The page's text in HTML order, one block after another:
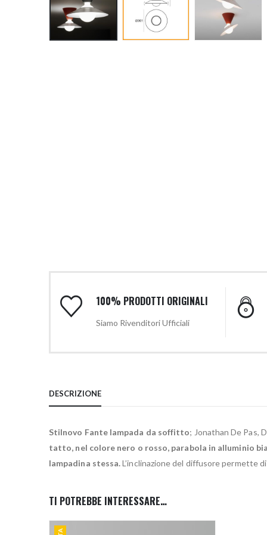
100% PRODOTTI ORIGINALI
Siamo Rivenditori Ufficiali
DESCRIZIONE
Stilnovo Fante lampada da soffitto; Jonathan De Pas,
tatto, nel colore nero o rosso, parabola in alluminio
lampadina stessa.L’inclinazione del diffusore permette
TI POTREBBE INTERESSARE…